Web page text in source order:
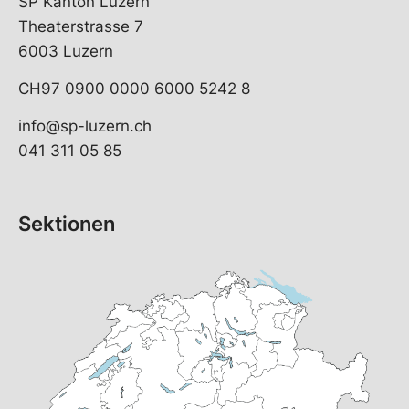
Theaterstrasse 7
6003 Luzern
CH97 0900 0000 6000 5242 8
info@sp-luzern.ch
041 311 05 85
Sektionen